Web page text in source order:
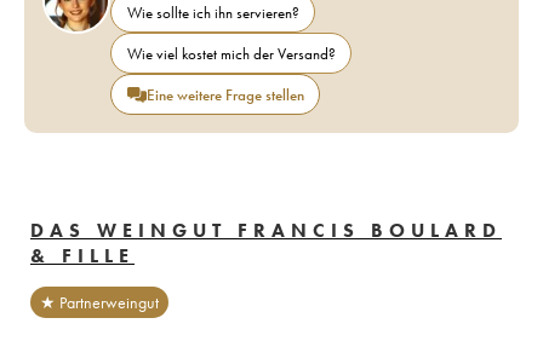
Wie sollte ich ihn servieren?
Wie viel kostet mich der Versand?
Eine weitere Frage stellen
DAS WEINGUT FRANCIS BOULARD
& FILLE
★ Partnerweingut